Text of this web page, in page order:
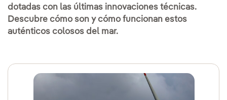
dotadas con las últimas innovaciones técnicas.
Descubre cómo son y cómo funcionan estos
auténticos colosos del mar.